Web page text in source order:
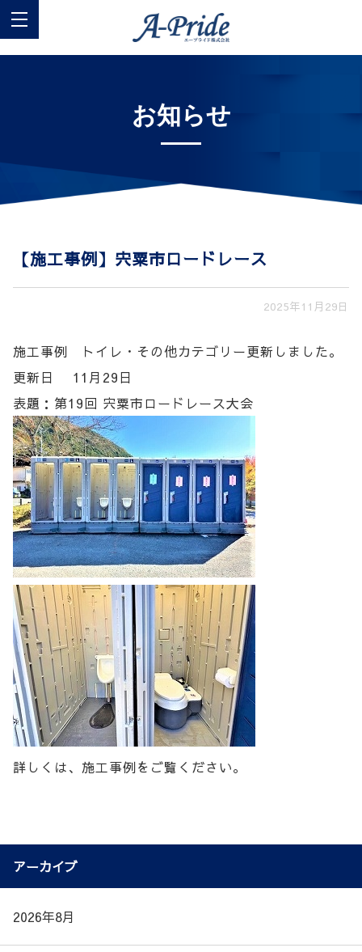
お知らせ
【施工事例】宍粟市ロードレース
2025年11月29日
施工事例 トイレ・その他カテゴリー更新しました。
更新日 11月29日
表題：第19回 宍粟市ロードレース大会
詳しくは、施工事例をご覧ください。
アーカイブ
2026年8月